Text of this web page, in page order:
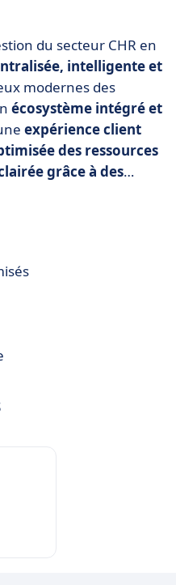
du secteur CHR en
intelligente et
modernes des
écosystème intégré et
expérience client
des ressources
grâce à des
hôtelier ou
vers
et l’innovation